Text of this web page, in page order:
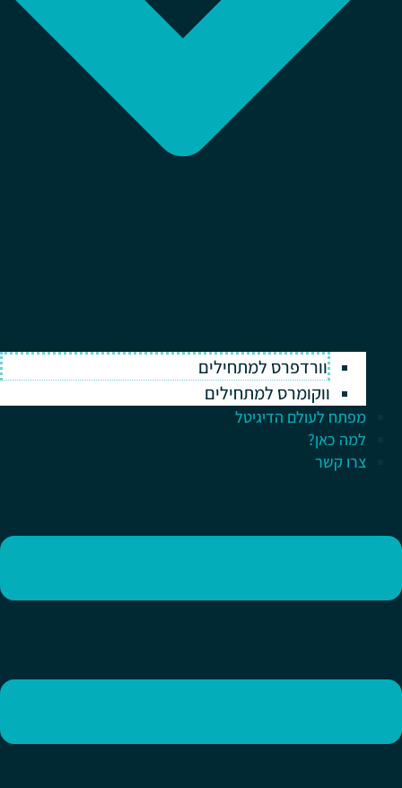
וורדפרס למתחילים
ווקומרס למתחילים
מפתח לעולם הדיגיטל
למה כאן?
צרו קשר